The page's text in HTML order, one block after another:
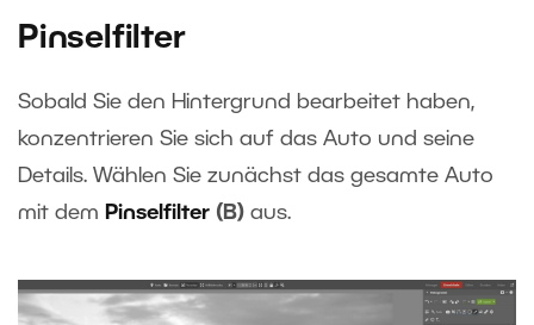
Pinselfilter
Sobald Sie den Hintergrund bearbeitet haben,
konzentrieren Sie sich auf das Auto und seine
Details. Wählen Sie zunächst das gesamte Auto
mit dem Pinselfilter (B) aus.